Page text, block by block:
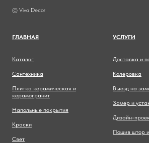
© Viva Decor
ГЛАВНАЯ
Каталог
Сантехника
Плитка керамическая и
керамогранит
Напольные покрытия
Краски
Свет
УСЛУГИ
Доставка и
Колеровка
Выезд на
Замер и
Дизайн-
Пошив штор